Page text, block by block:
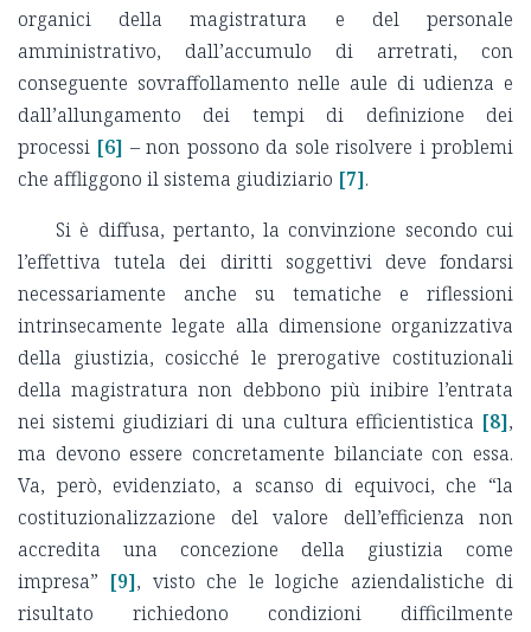
organici della magistratura e del personale
amministrativo, dall’accumulo di arretrati, con
conseguente sovraffollamento nelle aule di udienza e
dall’allungamento dei tempi di definizione dei
processi [6] – non possono da sole risolvere i problemi
che affliggono il sistema giudiziario [7].
Si è diffusa, pertanto, la convinzione secondo cui
l’effettiva tutela dei diritti soggettivi deve fondarsi
necessariamente anche su tematiche e riflessioni
intrinsecamente legate alla dimensione organizzativa
della giustizia, cosicché le prerogative costituzionali
della magistratura non debbono più inibire l’entrata
nei sistemi giudiziari di una cultura efficientistica [8],
ma devono essere concretamente bilanciate con essa.
Va, però, evidenziato, a scanso di equivoci, che “la
costituzionalizzazione del valore dell’efficienza non
accredita una concezione della giustizia come
impresa” [9], visto che le logiche aziendalistiche di
risultato richiedono condizioni difficilmente